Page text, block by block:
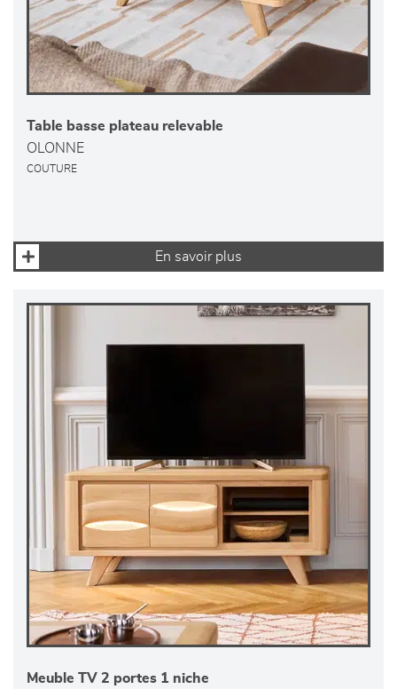
Table basse plateau relevable
OLONNE
COUTURE
En savoir plus
Meuble TV 2 portes 1 niche